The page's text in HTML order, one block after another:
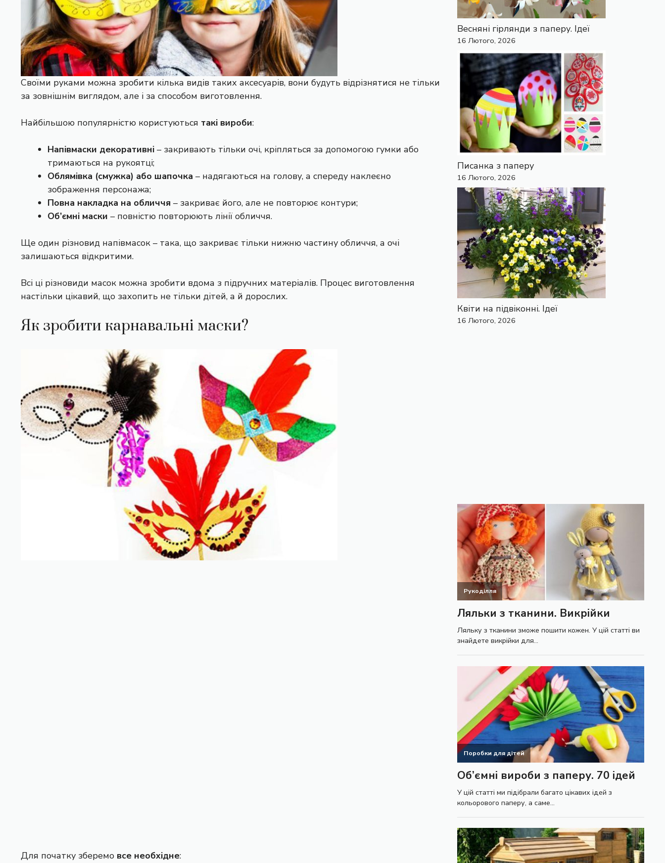
Своїми руками можна зробити кілька видів таких аксесуарів, вони будуть відрізнятися не тільки
за зовнішнім виглядом, але і за способом виготовлення.
Найбільшою популярністю користуються такі вироби:
Напівмаски декоративні – закривають тільки очі, кріпляться за допомогою гумки або
тримаються на рукоятці;
Облямівка (смужка) або шапочка – надягаються на голову, а спереду наклеєно
зображення персонажа;
Повна накладка на обличчя – закриває його, але не повторює контури;
Об’ємні маски – повністю повторюють лінії обличчя.
Ще один різновид напівмасок – така, що закриває тільки нижню частину обличчя, а очі
залишаються відкритими.
Всі ці різновиди масок можна зробити вдома з підручних матеріалів. Процес виготовлення
настільки цікавий, що захопить не тільки дітей, а й дорослих.
Як зробити карнавальні маски?
Для початку зберемо все необхідне:
Весняні гірлянди з паперу. Ідеї
16 Лютого, 2026
Писанка з паперу
16 Лютого, 2026
Квіти на підвіконні. Ідеї
16 Лютого, 2026